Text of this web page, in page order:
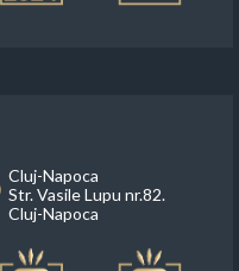
Cluj-Napoca
Str. Vasile Lupu nr.82.
Cluj-Napoca